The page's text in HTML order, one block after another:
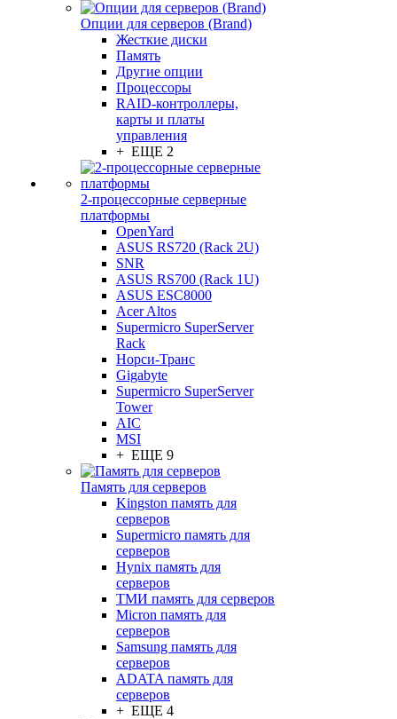
Опции для серверов (Brand)
Жесткие диски
Память
Другие опции
Процессоры
RAID-контроллеры,
карты и платы
управления
+ ЕЩЕ 2
2-процессорные серверные
платформы
OpenYard
ASUS RS720 (Rack 2U)
SNR
ASUS RS700 (Rack 1U)
ASUS ESC8000
Acer Altos
Supermicro SuperServer
Rack
Норси-Транс
Gigabyte
Supermicro SuperServer
Tower
AIC
MSI
+ ЕЩЕ 9
Память для серверов
Kingston память для
серверов
Supermicro память для
серверов
Hynix память для
серверов
ТМИ память для серверов
Micron память для
серверов
Samsung память для
серверов
ADATA память для
серверов
+ ЕЩЕ 4